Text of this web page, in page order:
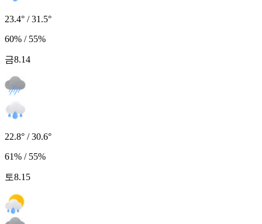
23.4° / 31.5°
60% / 55%
금8.14
22.8° / 30.6°
61% / 55%
토8.15